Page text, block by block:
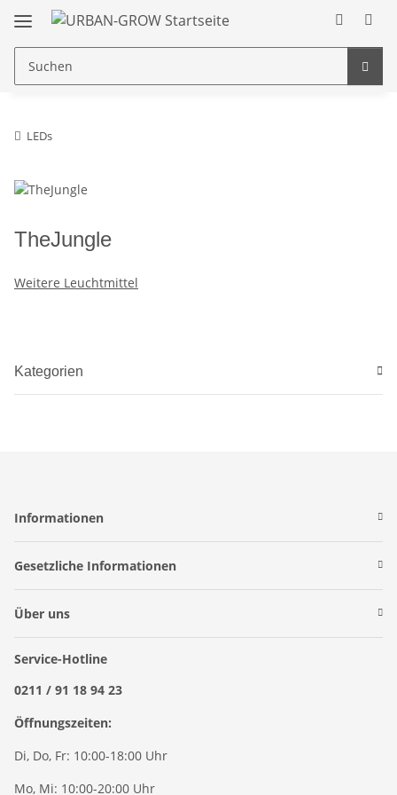
LEDs
TheJungle
Weitere Leuchtmittel
Kategorien
Informationen
Gesetzliche Informationen
Über uns
Service-Hotline
0211 / 91 18 94 23
Öffnungszeiten:
Di, Do, Fr: 10:00-18:00 Uhr
Mo, Mi: 10:00-20:00 Uhr